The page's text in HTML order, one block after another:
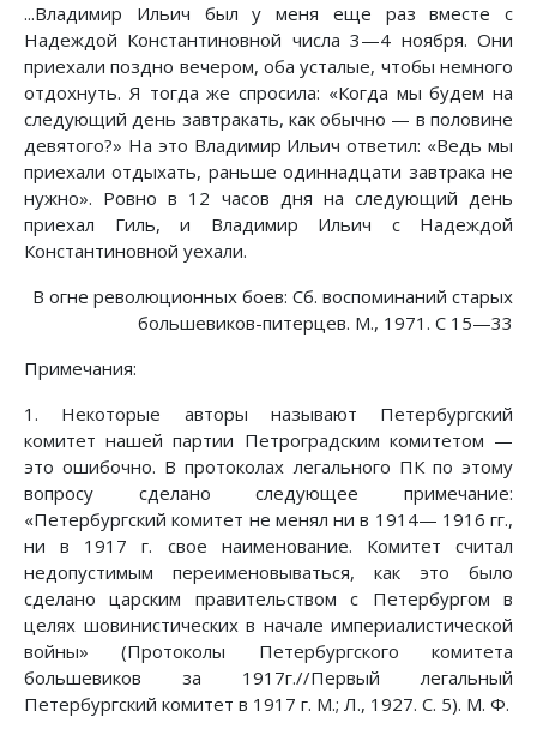
...Владимир Ильич был у меня еще раз вместе с
Надеждой Константиновной числа 3—4 ноября. Они
приехали поздно вечером, оба усталые, чтобы немного
отдохнуть. Я тогда же спросила: «Когда мы будем на
следующий день завтракать, как обычно — в половине
девятого?» На это Владимир Ильич ответил: «Ведь мы
приехали отдыхать, раньше одиннадцати завтрака не
нужно». Ровно в 12 часов дня на следующий день
приехал Гиль, и Владимир Ильич с Надеждой
Константиновной уехали.
В огне революционных боев: Сб. воспоминаний старых
большевиков-питерцев. М., 1971. С 15—33
Примечания:
1. Некоторые авторы называют Петербургский
комитет нашей партии Петроградским комитетом —
это ошибочно. В протоколах легального ПК по этому
вопросу сделано следующее примечание:
«Петербургский комитет не менял ни в 1914— 1916 гг.,
ни в 1917 г. свое наименование. Комитет считал
недопустимым переименовываться, как это было
сделано царским правительством с Петербургом в
целях шовинистических в начале империалистической
войны» (Протоколы Петербургского комитета
большевиков за 1917г.//Первый легальный
Петербургский комитет в 1917 г. М.; Л., 1927. С. 5). М. Ф.